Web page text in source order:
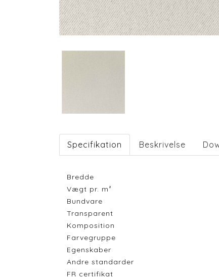
Specifikation Beskrivelse
Bredde
Vægt pr. m²
Bundvare
Transparent
Komposition
Farvegruppe
Egenskaber
Andre standarder
FR certifikat